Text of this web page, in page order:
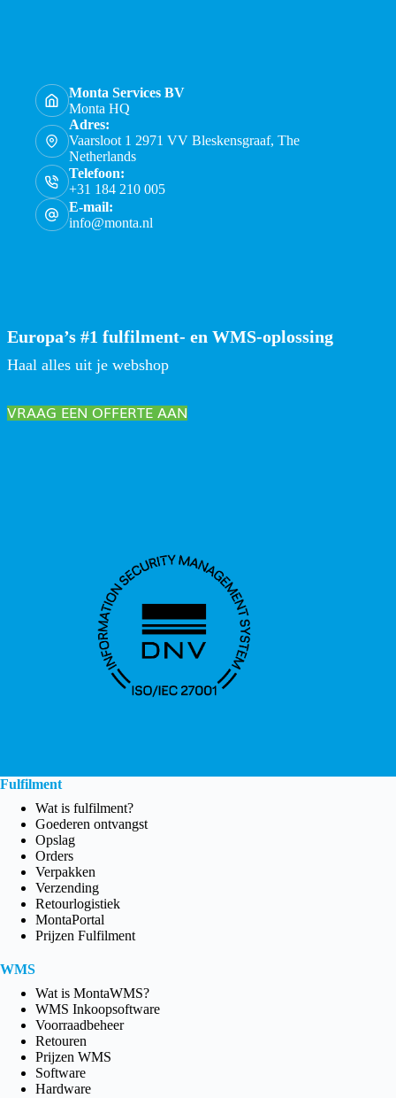
Monta Services BV
Monta HQ
Adres:
Vaarsloot 1 2971 VV Bleskensgraaf, The
Netherlands
Telefoon:
+31 184 210 005
E-mail:
info@monta.nl
Europa’s #1 fulfilment- en WMS-oplossing
Haal alles uit je webshop
VRAAG EEN OFFERTE AAN
Fulfilment
Wat is fulfilment?
Goederen ontvangst
Opslag
Orders
Verpakken
Verzending
Retourlogistiek
MontaPortal
Prijzen Fulfilment
WMS
Wat is MontaWMS?
WMS Inkoopsoftware
Voorraadbeheer
Retouren
Prijzen WMS
Software
Hardware